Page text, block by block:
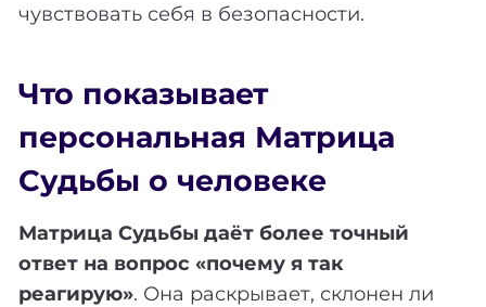
чувствовать себя в безопасности.
Что показывает
персональная Матрица
Судьбы о человеке
Матрица Судьбы даёт более точный
ответ на вопрос «почему я так
реагирую». Она раскрывает, склонен ли